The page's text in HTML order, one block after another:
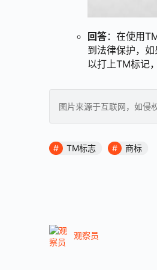
回答：在使用
到法律保护，
以打上TM标记
图片来源于互联网，如侵
TM标志 商标
观察员